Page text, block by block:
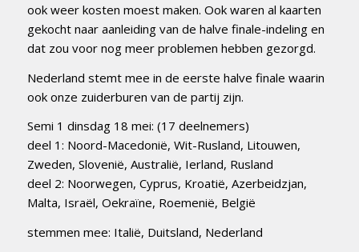
ook weer kosten moest maken. Ook waren al kaarten
gekocht naar aanleiding van de halve finale-indeling en
dat zou voor nog meer problemen hebben gezorgd.
Nederland stemt mee in de eerste halve finale waarin
ook onze zuiderburen van de partij zijn.
Semi 1 dinsdag 18 mei: (17 deelnemers)
deel 1: Noord-Macedonië, Wit-Rusland, Litouwen,
Zweden, Slovenië, Australië, Ierland, Rusland
deel 2: Noorwegen, Cyprus, Kroatië, Azerbeidzjan,
Malta, Israël, Oekraïne, Roemenië, België
stemmen mee: Italië, Duitsland, Nederland